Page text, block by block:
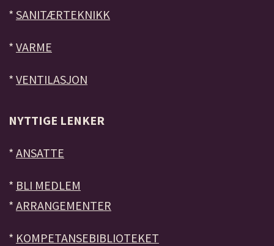
* SANITÆRTEKNIKK
* VARME
* VENTILASJON
NYTTIGE LENKER
* ANSATTE
* BLI MEDLEM
* ARRANGEMENTER
* KOMPETANSEBIBLIOTEKET